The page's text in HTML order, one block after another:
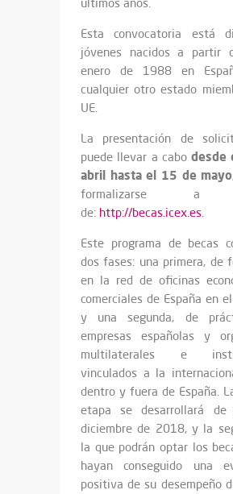
últimos años.
Esta convocatoria está
jóvenes nacidos a partir
enero de 1988 en
cualquier otro estado
UE.
La presentación de
puede llevar a cabodesde
abril hasta el 15 de mayo
formalizarse a
de: http://becas.icex.es.
Este programa de becas
dos fases: una primera, de
en la red de oficinas
comerciales de España en
y una segunda, de
empresas españolas y
multilaterales e
vinculados a la
dentro y fuera de España.
etapa se desarrollará de
diciembre de 2018, y la
la que podrán optar los
hayan conseguido una
positiva de su desempeño